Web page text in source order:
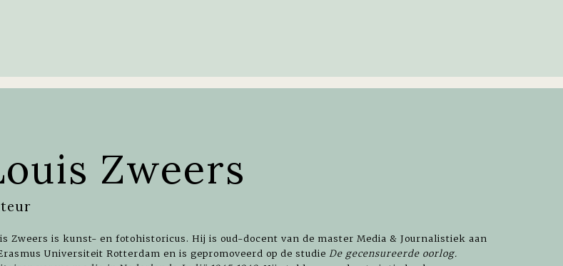
Zweers
Zweers is kunst- en fotohistoricus. Hij is oud-docent van de master Media & Journalistiek aan
Universiteit Rotterdam en is gepromoveerd op de studie De gecensureerde oorlog.